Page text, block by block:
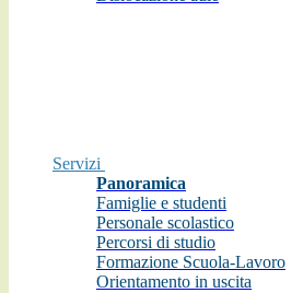
Servizi
Panoramica
Famiglie e studenti
Personale scolastico
Percorsi di studio
Formazione Scuola-Lavoro
Orientamento in uscita